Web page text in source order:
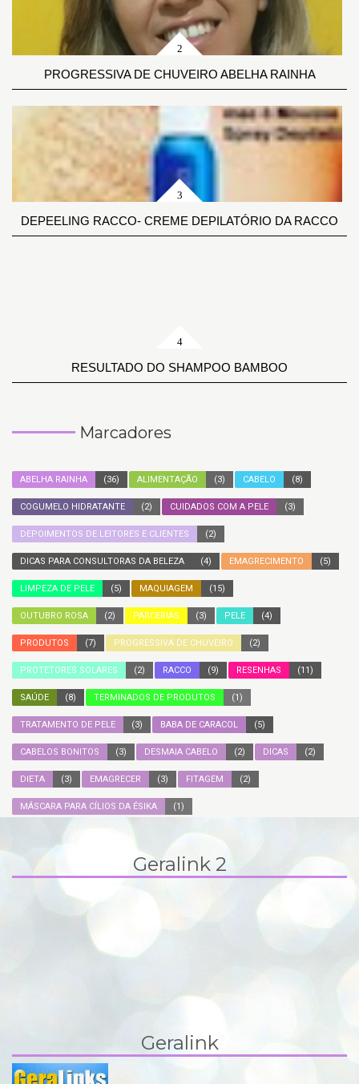
PROGRESSIVA DE CHUVEIRO ABELHA RAINHA
DEPEELING RACCO- CREME DEPILATÓRIO DA RACCO
RESULTADO DO SHAMPOO BAMBOO
Marcadores
ABELHA RAINHA (36) ALIMENTAÇÃO (3) CABELO (8)
COGUMELO HIDRATANTE (2) CUIDADOS COM A PELE (3)
DEPOIMENTOS DE LEITORES E CLIENTES (2)
DICAS PARA CONSULTORAS DA BELEZA (4) EMAGRECIMENTO (5)
LIMPEZA DE PELE (5) MAQUIAGEM (15)
OUTUBRO ROSA (2) PARCERIAS (3) PELE (4)
PRODUTOS (7) PROGRESSIVA DE CHUVEIRO (2)
PROTETORES SOLARES (2) RACCO (9) RESENHAS (11)
SAÚDE (8) TERMINADOS DE PRODUTOS (1)
TRATAMENTO DE PELE (3) BABA DE CARACOL (5)
CABELOS BONITOS (3) DESMAIA CABELO (2) DICAS (2)
DIETA (3) EMAGRECER (3) FITAGEM (2)
MÁSCARA PARA CÍLIOS DA ÉSIKA (1)
Geralink 2
Geralink